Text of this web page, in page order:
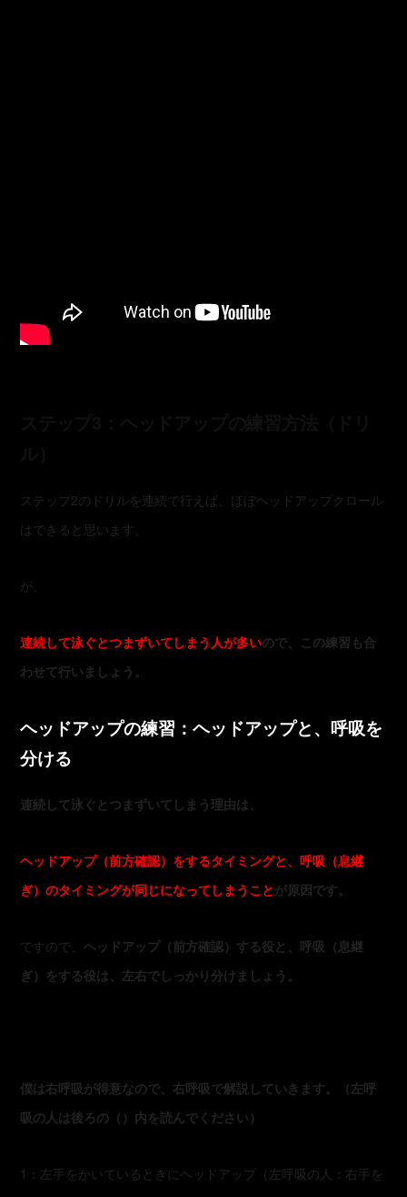
ステップ2のドリルを連続で行えば、ほぼヘッドアップクロール
はできると思います。
が、
連続して泳ぐとつまずいてしまう人が多いので、この練習も合
わせて行いましょう。
ヘッドアップの練習：ヘッドアップと、呼吸を
分ける
連続して泳ぐとつまずいてしまう理由は、
ヘッドアップ（前方確認）をするタイミングと、呼吸（息継
ぎ）のタイミングが同じになってしまうことが原因です。
ですので、 ヘッドアップ（前方確認）する役と、呼吸（息継
ぎ）をする役は、左右でしっかり分けましょう。
僕は右呼吸が得意なので、右呼吸で解説していきます。（左呼
吸の人は後ろの（）内を読んでください）
1：左手をかいているときにヘッドアップ（左呼吸の人：右手を